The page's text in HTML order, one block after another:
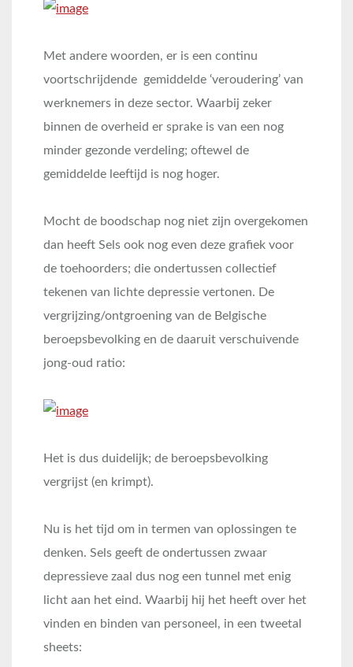
Met andere woorden, er is een continu
voortschrijdende gemiddelde ‘veroudering’ van
werknemers in deze sector. Waarbij zeker
binnen de overheid er sprake is van een nog
minder gezonde verdeling; oftewel de
gemiddelde leeftijd is nog hoger.
Mocht de boodschap nog niet zijn overgekomen
dan heeft Sels ook nog even deze grafiek voor
de toehoorders; die ondertussen collectief
tekenen van lichte depressie vertonen. De
vergrijzing/ontgroening van de Belgische
beroepsbevolking en de daaruit verschuivende
jong-oud ratio:
Het is dus duidelijk; de beroepsbevolking
vergrijst (en krimpt).
Nu is het tijd om in termen van oplossingen te
denken. Sels geeft de ondertussen zwaar
depressieve zaal dus nog een tunnel met enig
licht aan het eind. Waarbij hij het heeft over het
vinden en binden van personeel, in een tweetal
sheets: